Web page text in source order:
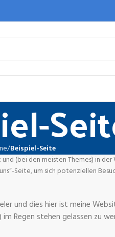
Beispiel-Seite
(bei den meisten Themes) in
Seite, um sich potenziellen
und dies hier ist meine
Regen stehen gelassen zu